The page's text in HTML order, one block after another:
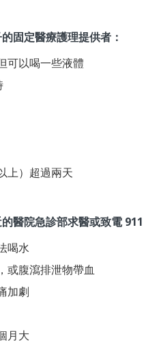
固定醫療護理提供者：
可以喝一些液體
上）超過兩天
醫院急診部求醫或致電911
喝水
或腹瀉排泄物帶血
加劇
月大